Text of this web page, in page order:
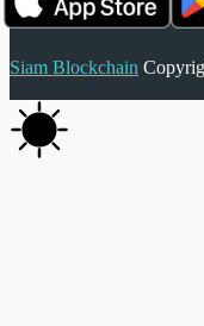
Siam Blockchain